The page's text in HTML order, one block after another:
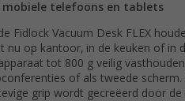
mobiele telefoons en tablets
Fidlock Vacuum Desk FLEX
nu op kantoor, in de keuken of in
tot 800 g veilig
of als tweede
grip wordt gecreëerd door